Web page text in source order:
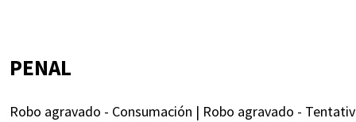
PENAL
Robo agravado - Consumación | Robo agravado -